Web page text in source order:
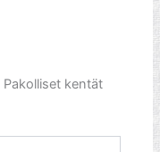
Pakolliset kentät